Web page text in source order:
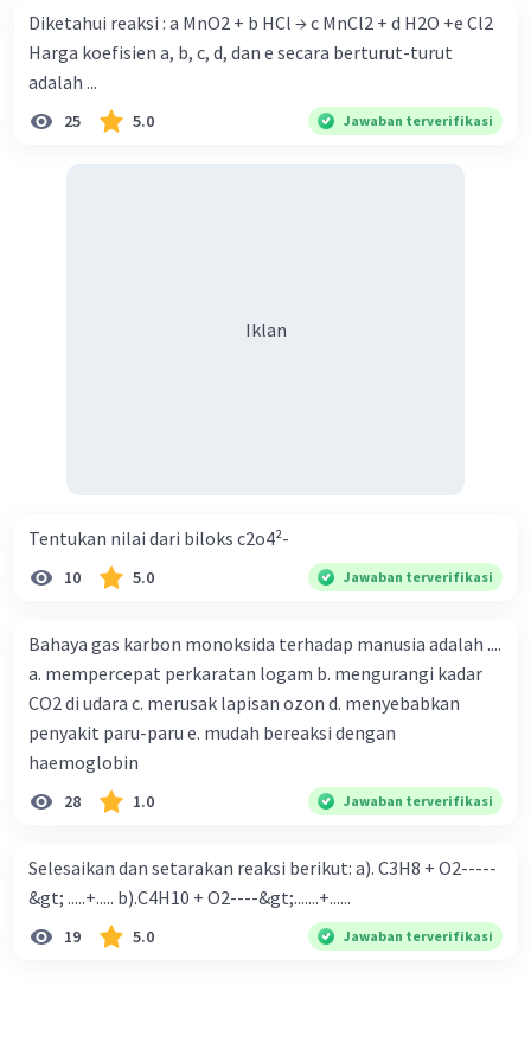
pH = -log [H+]
= -log 5 x 10^-2 M
= 2 - log 5
Jadi pH campuran larutan tersebut adalah 2 - log
Diketahui reaksi : a MnO2 + b HCl → c MnCl2 + d H2O +e Cl2
Harga koefisien a, b, c, d, dan e secara berturut-turut
adalah ...
25 5.0 Jawaban terverifikasi
Iklan
Tentukan nilai dari biloks c2o4²-
10 5.0 Jawaban terverifikasi
Bahaya gas karbon monoksida terhadap manusia adalah ....
a. mempercepat perkaratan logam b. mengurangi kadar
CO2 di udara c. merusak lapisan ozon d. menyebabkan
penyakit paru-paru e. mudah bereaksi dengan
haemoglobin
28 1.0 Jawaban terverifikasi
Selesaikan dan setarakan reaksi berikut: a). C3H8 + O2-----
&gt; .....+..... b).C4H10 + O2----&gt;.......+......
19 5.0 Jawaban terverifikasi